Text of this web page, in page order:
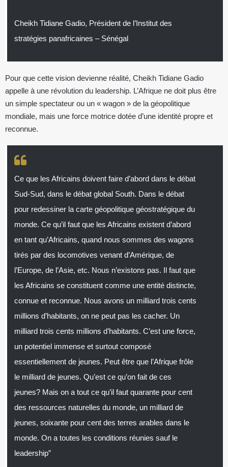
Cheikh Tidiane Gadio, Président de l’Institut des
stratégies panafricaines – Sénégal
Pour que cette vision devienne réalité, Cheikh Tidiane Gadio
appelle à une révolution du leadership. L’Afrique ne doit plus être
un simple spectateur ou un « wagon » de la géopolitique
mondiale, mais une force motrice dotée d’une identité propre et
reconnue.
Ce que les Africains doivent faire d’abord dans le débat
Sud-Sud, dans le débat global South. Dans le débat
pour redessiner la carte géopolitique géostratégique du
monde. Ce qu’il faut que les Africains existent d’abord
en tant qu’Africains, quand nous sommes des wagons
tirés par des locomotives venant d’Amérique, de
l’Europe, de l’Asie, etc. Nous n’existons pas. Il faut que
les Africains se constituent comme une entité distincte,
connue et reconnue. Nous avons un milliard trois cents
millions d’habitants, on ne peut pas les cacher. Un
milliard trois cents millions d’habitants. C’est une force,
un potentiel immense et surtout composé
essentiellement de jeunes. Peut être que l’Afrique frôle
le milliard de jeunes. Qu’est ce qu’on fait de ces
jeunes? Mais on a tout ce qu’il faut quarante pour cent
des ressources naturelles du monde, un milliard de
jeunes, soixante pour cent des terres arables dans le
monde. On a toutes les conditions réunies sauf le
leadership”